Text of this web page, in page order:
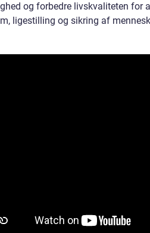
og forbedre livskvaliteten for
ligestilling og sikring af